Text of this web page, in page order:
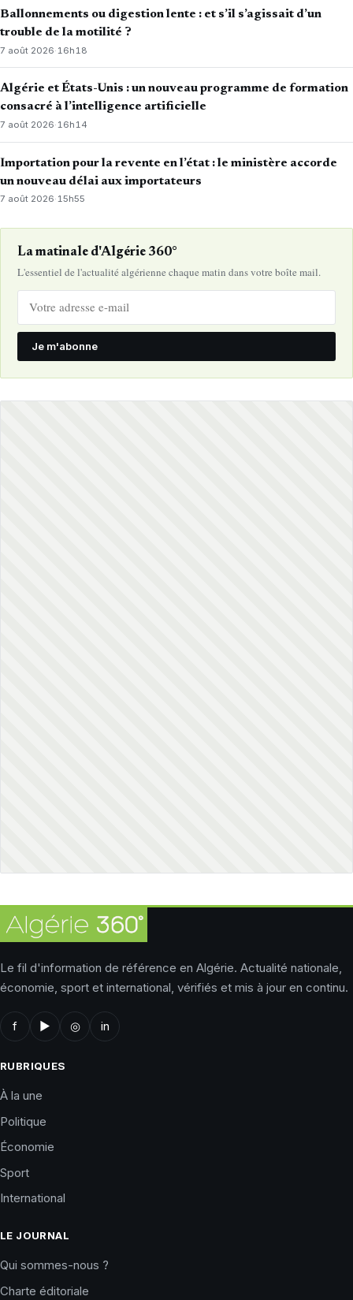
Ballonnements ou digestion lente : et s’il s’agissait d’un
trouble de la motilité ?
7 août 2026· 16h18
Algérie et États-Unis : un nouveau programme de formation
consacré à l’intelligence artificielle
7 août 2026·16h14
Importation pour la revente en l’état : le ministère accorde
un nouveau délai aux importateurs
7 août 2026·15h55
La matinale d'Algérie 360°
L'essentiel de l'actualité algérienne chaque matin dans votre boîte mail.
Je m'abonne
Le fil d'information de référence en Algérie. Actualité nationale,
économie, sport et international, vérifiés et mis à jour en continu.
f ▶ ◎ in
RUBRIQUES
À la une
Politique
Économie
Sport
International
LE JOURNAL
Qui sommes-nous ?
Charte éditoriale